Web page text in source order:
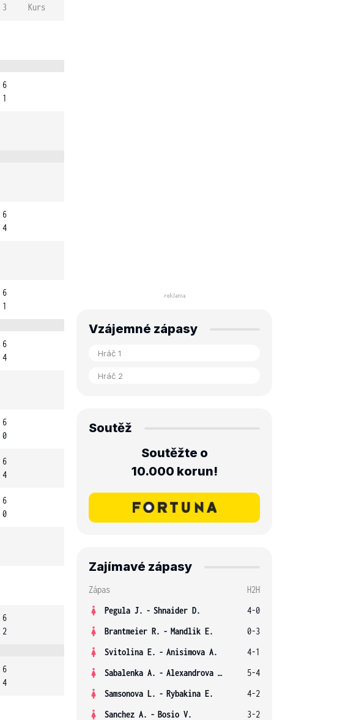
3 Kurs
6
1
6
4
6
1
6
4
6
0
6
4
6
0
6
2
6
4
Vzájemné zápasy
Soutěž
Soutěžte o
10.000 korun!
Zajímavé zápasy
Zápas
H2H
Pegula J. - Shnaider D.
4-0
Brantmeier R. - Mandlik E.
0-3
Svitolina E. - Anisimova A.
4-1
Sabalenka A. - Alexandrova E.
5-4
Samsonova L. - Rybakina E.
4-2
Sanchez A. - Bosio V. 3-2